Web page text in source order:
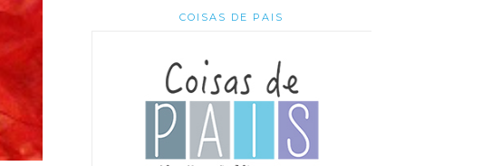
COISAS DE PAIS